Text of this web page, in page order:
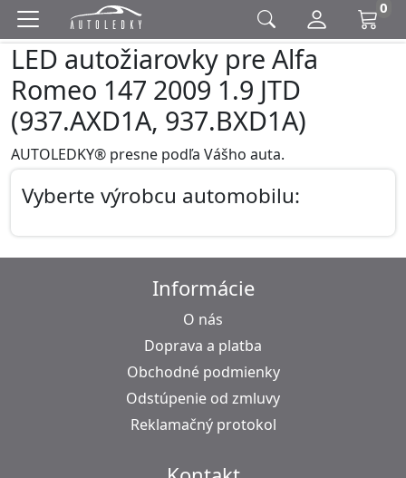
0
LED autožiarovky pre Alfa
Romeo 147 2009 1.9 JTD
(937.AXD1A, 937.BXD1A)
AUTOLEDKY® presne podľa Vášho auta.
Vyberte výrobcu automobilu:
Informácie
O nás
Doprava a platba
Obchodné podmienky
Odstúpenie od zmluvy
Reklamačný protokol